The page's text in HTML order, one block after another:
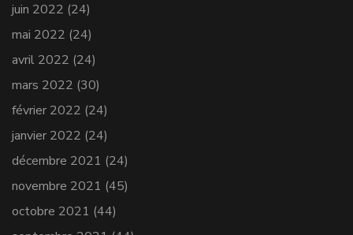
juin 2022 (24)
mai 2022 (24)
avril 2022 (24)
mars 2022 (30)
février 2022 (24)
janvier 2022 (24)
décembre 2021 (24)
novembre 2021 (45)
octobre 2021 (44)